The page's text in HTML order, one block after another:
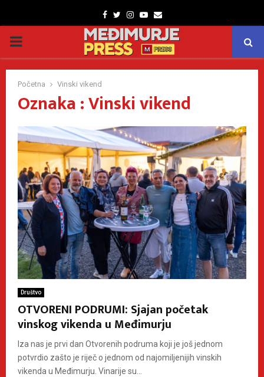
Facebook
TwitterInstagram
Youtube
Email
PRIMARY
MENU
Početna Vinski vikend
Oznaka : Vinski vikend
Društvo
OTVORENI PODRUMI: Sjajan početak
vinskog vikenda u Međimurju
Iza nas je prvi dan Otvorenih podruma koji je još jednom
potvrdio zašto je riječ o jednom od najomiljenijih vinskih
vikenda u Međimurju. Vinarije su...